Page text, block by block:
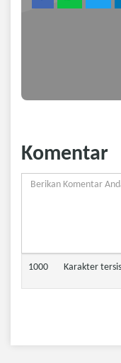
Komentar
1000 Karakter